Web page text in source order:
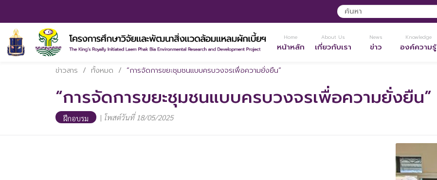
Home
หน้าหลัก
About Us
เกี่ยวกับเรา
News
ข่าว
Knowledge
องค์ความรู้
ข่าวสาร / ทั้งหมด / “การจัดการขยะชุมชนแบบครบวงจรเพื่อความยั่งยืน”
“การจัดการขยะชุมชนแบบครบวงจรเพื่อความยั่งยืน”
ฝึกอบรม | โพสต์วันที่ 18/05/2025